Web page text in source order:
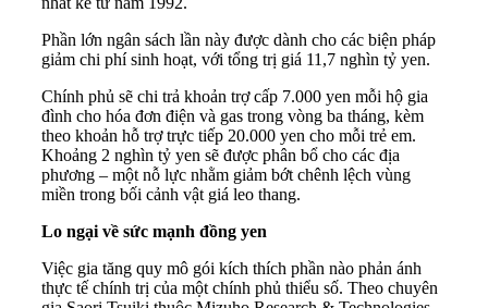
Phần lớn ngân sách lần này được dành cho các biện pháp
giảm chi phí sinh hoạt, với tổng trị giá 11,7 nghìn tỷ yen.
Chính phủ sẽ chi trả khoản trợ cấp 7.000 yen mỗi hộ gia
đình cho hóa đơn điện và gas trong vòng ba tháng, kèm
theo khoản hỗ trợ trực tiếp 20.000 yen cho mỗi trẻ em.
Khoảng 2 nghìn tỷ yen sẽ được phân bổ cho các địa
phương – một nỗ lực nhằm giảm bớt chênh lệch vùng
miền trong bối cảnh vật giá leo thang.
Lo ngại về sức mạnh đồng yen
Việc gia tăng quy mô gói kích thích phần nào phản ánh
thực tế chính trị của một chính phủ thiểu số. Theo chuyên